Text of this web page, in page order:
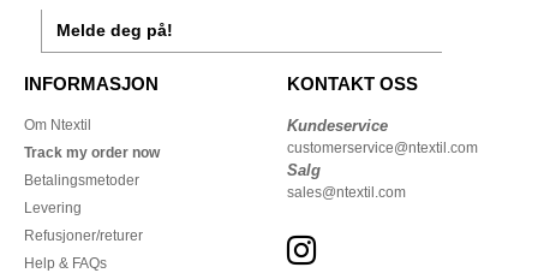
Melde deg på!
INFORMASJON
Om Ntextil
Track my order now
Betalingsmetoder
Levering
Refusjoner/returer
Help & FAQs
KONTAKT OSS
Kundeservice
customerservice@ntextil.com
Salg
sales@ntextil.com